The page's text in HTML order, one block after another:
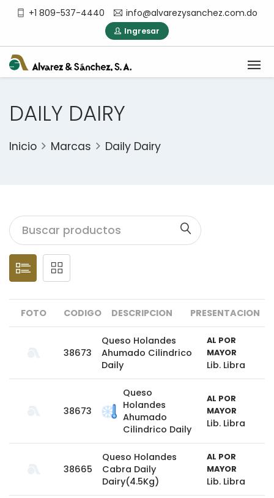
+1 809-537-4440 info@alvarezysanchez.com.do
Ingresar
DAILY DAIRY
Inicio Marcas Daily Dairy
FOTO CODIGO DESCRIPCION PRESENTACION
38673
Queso Holandes
Ahumado Cilindrico
Daily
AL POR
MAYOR
Lib. Libra
38673
Queso
Holandes
Ahumado
Cilindrico Daily
AL POR
MAYOR
Lib. Libra
38665
Queso Holandes
Cabra Daily
Dairy(4.5Kg)
AL POR
MAYOR
Lib. Libra